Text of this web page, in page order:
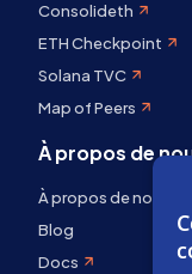
Consolideth
ETH Checkpoint
Solana TVC
Map of Peers
À propos de
À propos de nous
Blog
Docs